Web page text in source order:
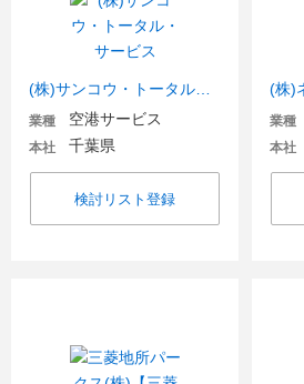
業種 空港サービス
本社 千葉県
検討リスト登録
業種
本社